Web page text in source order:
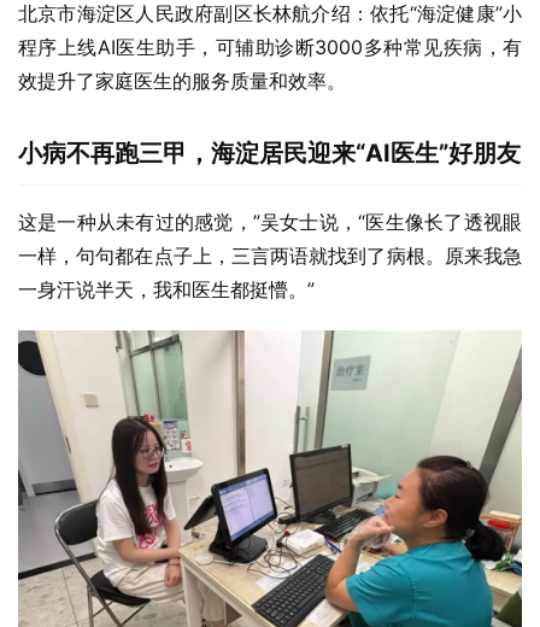
北京市海淀区人民政府副区长林航介绍：依托“海淀健康”小
程序上线AI医生助手，可辅助诊断3000多种常见疾病，有
效提升了家庭医生的服务质量和效率。
小病不再跑三甲，海淀居民迎来“AI医生”好朋友
这是一种从未有过的感觉，”吴女士说，“医生像长了透视眼
一样，句句都在点子上，三言两语就找到了病根。原来我急
一身汗说半天，我和医生都挺懵。”